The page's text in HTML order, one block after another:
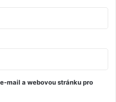
mail a webovou stránku pro